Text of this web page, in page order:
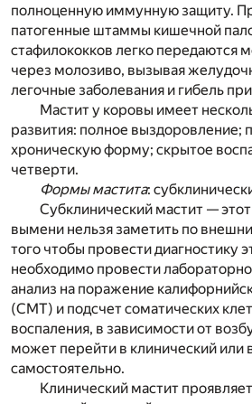
полноценную иммунную защиту.
патогенные штаммы кишечной
стафилококков легко передаются
через молозиво, вызывая
легочные заболевания и гибель
Мастит у коровы имеет
развития: полное выздоровление;
хроническую форму; скрытое
четверти.
Формы мастита:
Субклинический мастит —
вымени нельзя заметить по
того чтобы провести диагностику
необходимо провести
анализ на поражение
(CMT) и подсчет соматических
воспаления, в зависимости от
может перейти в клинический или
самостоятельно.
Клинический мастит